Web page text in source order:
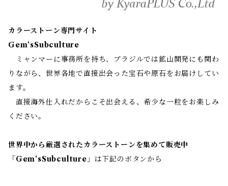
カラーストーン専門サイト
Gem‘sSubculture
ミャンマーに事務所を持ち、ブラジルでは鉱山開発にも関わ
りながら、世界各地で直接出会った宝石や原石をお届けしてい
ます。
直接海外仕入れだからこそ出会える、希少な一粒をお楽しみ
ください。
世界中から厳選されたカラーストーンを集めて販売中
「 Gem‘sSubculture 」は下記のボタンから